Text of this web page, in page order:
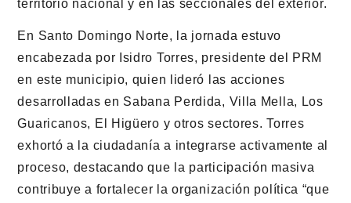
territorio nacional y en las seccionales del exterior.
En Santo Domingo Norte, la jornada estuvo
encabezada por Isidro Torres, presidente del PRM
en este municipio, quien lideró las acciones
desarrolladas en Sabana Perdida, Villa Mella, Los
Guaricanos, El Higüero y otros sectores. Torres
exhortó a la ciudadanía a integrarse activamente al
proceso, destacando que la participación masiva
contribuye a fortalecer la organización política “que